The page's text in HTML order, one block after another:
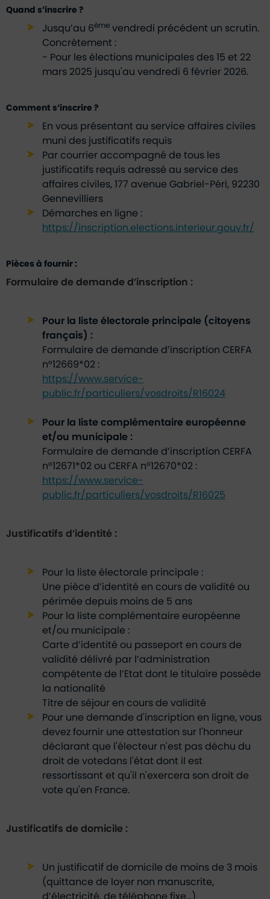
Quand s’inscrire ?
Jusqu’au 6ème vendredi précédent un scrutin.
Concrètement :
- Pour les élections municipales des 15 et 22
mars 2025 jusqu'au vendredi 6 février 2026.
Comment s’inscrire ?
En vous présentant au service affaires civiles
muni des justificatifs requis
Par courrier accompagné de tous les
justificatifs requis adressé au service des
affaires civiles, 177 avenue Gabriel-Péri, 92230
Gennevilliers
Démarches en ligne :
https://inscription.elections.interieur.gouv.fr/
Pièces à fournir :
Formulaire de demande d’inscription :
Pour la liste électorale principale (citoyens
français) :
Formulaire de demande d’inscription CERFA
n°12669*02 :
https://www.service-
public.fr/particuliers/vosdroits/R16024
Pour la liste complémentaire européenne
et/ou municipale :
Formulaire de demande d’inscription CERFA
n°12671*02 ou CERFA n°12670*02 :
https://www.service-
public.fr/particuliers/vosdroits/R16025
Justificatifs d’identité :
Pour la liste électorale principale :
Une pièce d’identité en cours de validité ou
périmée depuis moins de 5 ans
Pour la liste complémentaire européenne
et/ou municipale :
Carte d’identité ou passeport en cours de
validité délivré par l’administration
compétente de l’Etat dont le titulaire possède
la nationalité
Titre de séjour en cours de validité
Pour une demande d'inscription en ligne, vous
devez fournir une attestation sur l'honneur
déclarant que l'électeur n'est pas déchu du
droit de votedans l'état dont il est
ressortissant et qu'il n'exercera son droit de
vote qu'en France.
Justificatifs de domicile :
Un justificatif de domicile de moins de 3 mois
(quittance de loyer non manuscrite,
d’électricité, de téléphone fixe…)